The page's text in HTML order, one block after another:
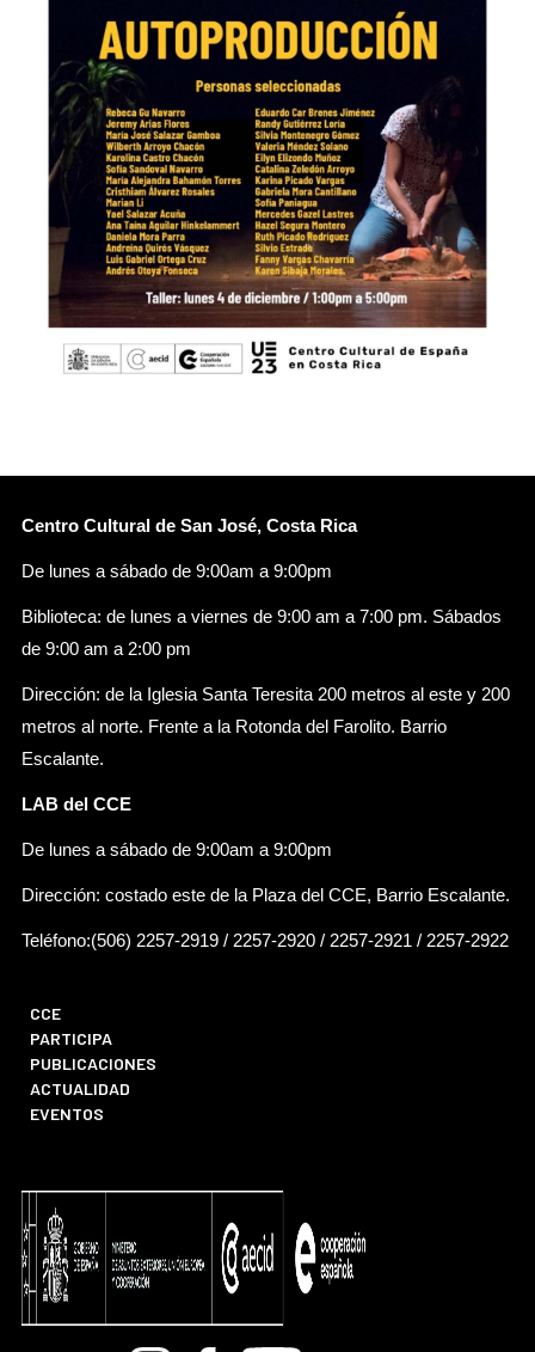
Centro Cultural de San José, Costa Rica
De lunes a sábado de 9:00am a 9:00pm
Biblioteca: de lunes a viernes de 9:00 am a 7:00 pm. Sábados
de 9:00 am a 2:00 pm
Dirección: de la Iglesia Santa Teresita 200 metros al este y 200
metros al norte. Frente a la Rotonda del Farolito. Barrio
Escalante.
LAB del CCE
De lunes a sábado de 9:00am a 9:00pm
Dirección: costado este de la Plaza del CCE, Barrio Escalante.
Teléfono:(506) 2257-2919 / 2257-2920 / 2257-2921 / 2257-2922
CCE
PARTICIPA
PUBLICACIONES
ACTUALIDAD
EVENTOS